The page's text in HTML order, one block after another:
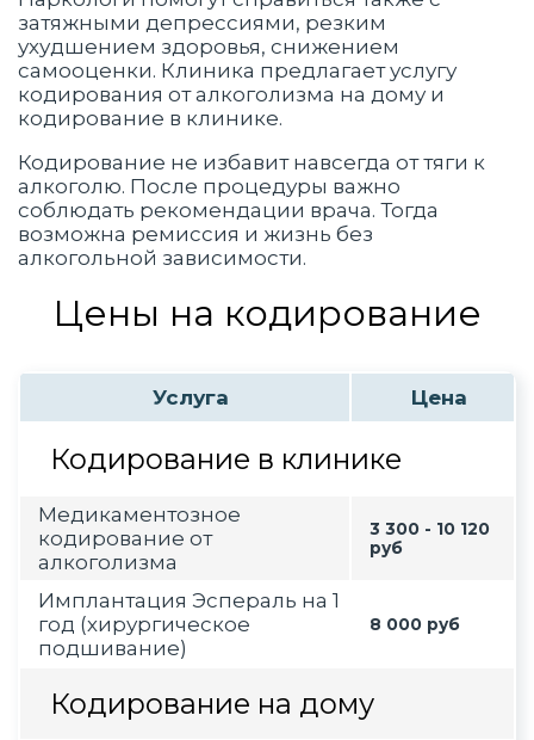
затяжными депрессиями, резким
ухудшением здоровья, снижением
самооценки. Клиника предлагает услугу
кодирования от алкоголизма на дому и
кодирование в клинике.
Кодирование не избавит навсегда от тяги к
алкоголю. После процедуры важно
соблюдать рекомендации врача. Тогда
возможна ремиссия и жизнь без
алкогольной зависимости.
Цены на кодирование
Услуга Цена
Кодирование в клинике
Медикаментозное
кодирование от
алкоголизма
3 300 - 10 120
руб
Имплантация Эспераль на 1
год (хирургическое
подшивание)
8 000 руб
Кодирование на дому